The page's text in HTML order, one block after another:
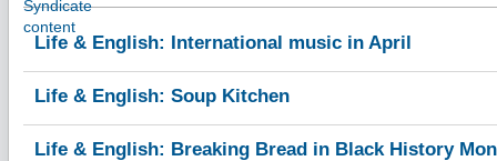
Life & English: International music in April
Life & English: Soup Kitchen
Life & English: Breaking Bread in Black History